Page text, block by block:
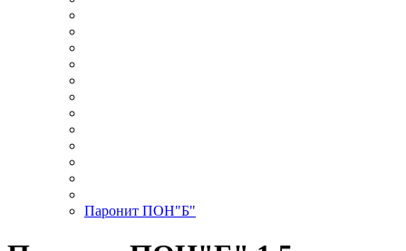
Паронит ПОН"Б"